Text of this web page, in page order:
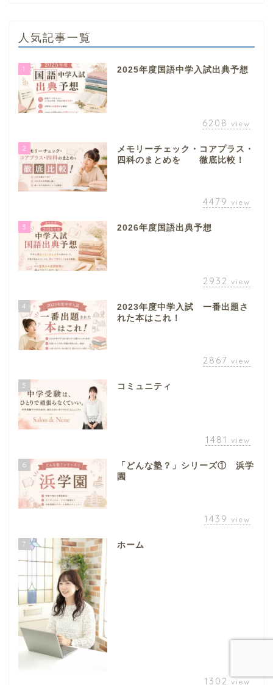
人気記事一覧
1 2025年度国語中学入試出典予想
6208 view
2
メモリーチェック・コアプラス・
四科のまとめを 徹底比較！
4479 view
3 2026年度国語出典予想
2932 view
4
2023年度中学入試 一番出題さ
れた本はこれ！
2867 view
5 コミュニティ
1481 view
6
「どんな塾？」シリーズ① 浜学
園
1439 view
7 ホーム
1302 view